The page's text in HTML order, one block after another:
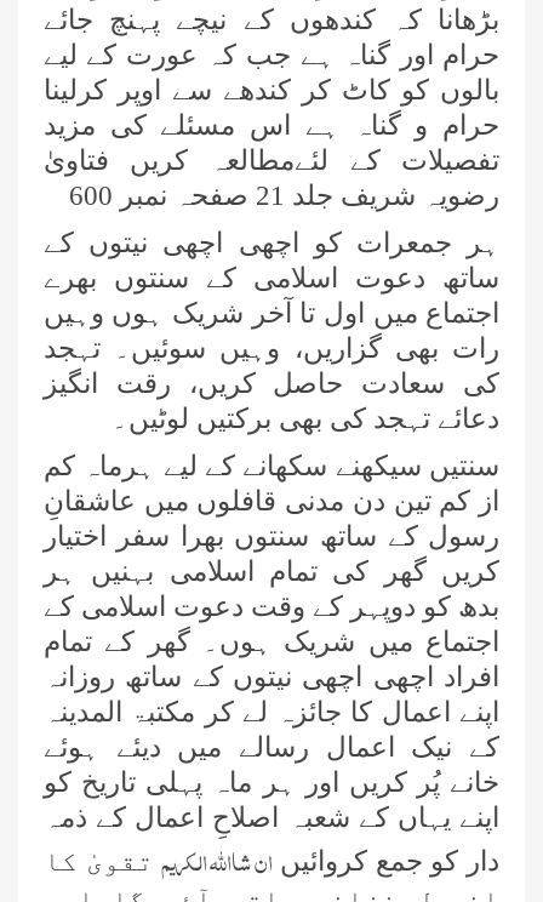
بڑھانا کہ کندھوں کے نیچے پہنچ جائے
حرام اور گناہ ہے جب کہ عورت کے لیے
بالوں کو کاٹ کر کندھے سے اوپر کرلینا
حرام و گناہ ہے اس مسئلے کی مزید
تفصیلات کے لئےمطالعہ کریں فتاویٰ
رضویہ شریف جلد 21 صفحہ نمبر 600
ہر جمعرات کو اچھی اچھی نیتوں کے
ساتھ دعوت اسلامی کے سنتوں بھرے
اجتماع میں اول تا آخر شریک ہوں وہیں
رات بھی گزاریں، وہیں سوئیں۔ تہجد
کی سعادت حاصل کریں، رقت انگیز
دعائے تہجد کی بھی برکتیں لوٹیں۔
سنتیں سیکھنے سکھانے کے لیے ہرماہ کم
از کم تین دن مدنی قافلوں میں عاشقانِ
رسول کے ساتھ سنتوں بھرا سفر اختیار
کریں گھر کی تمام اسلامی بہنیں ہر
بدھ کو دوپہر کے وقت دعوت اسلامی کے
اجتماع میں شریک ہوں۔ گھر کے تمام
افراد اچھی اچھی نیتوں کے ساتھ روزانہ
اپنے اعمال کا جائزہ لے کر مکتبۃ المدینہ
کے نیک اعمال رسالے میں دیئے ہوئے
خانے پُر کریں اور ہر ماہ پہلی تاریخ کو
اپنے یہاں کے شعبہ اصلاحِ اعمال کے ذمہ
دار کو جمع کروائیں ان شااللہ الکریمتقویٰ کا